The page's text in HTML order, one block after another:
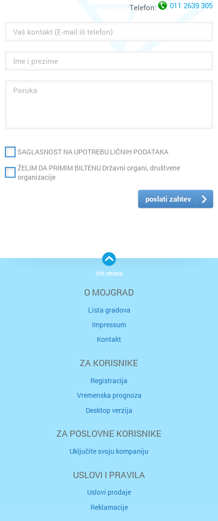
Telefon: 011 2639 305
SAGLASNOST NA UPOTREBU LIČNIH PODATAKA
ŽELIM DA PRIMIM BILTENU Državni organi, društvene
organizacije
poslati zahtev
O MOJGRAD
Lista gradova
Impressum
Kontakt
ZA KORISNIKE
Registracija
Vremenska prognoza
Desktop verzija
ZA POSLOVNE KORISNIKE
Uključite svoju kompaniju
USLOVI I PRAVILA
Uslovi prodaje
Reklamacije
Vrh strane